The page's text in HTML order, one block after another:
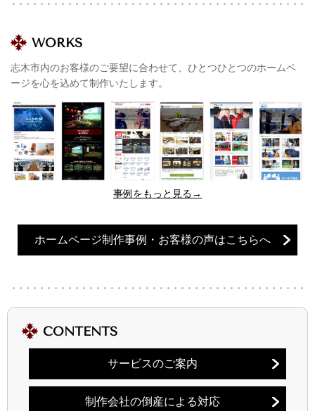
WORKS
志木市内のお客様のご要望に合わせて、ひとつひとつのホームペ
ージを心を込めて制作いたします。
事例をもっと見る→
ホームページ制作事例・お客様の声はこちらへ
CONTENTS
サービスのご案内
制作会社の倒産による対応